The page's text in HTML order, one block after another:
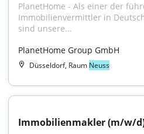
PlanetHome - Als einer der
Immobilienvermittler in
sind unsere...
PlanetHome Group GmbH
Düsseldorf, Raum Neuss
Immobilienmakler (m/w/